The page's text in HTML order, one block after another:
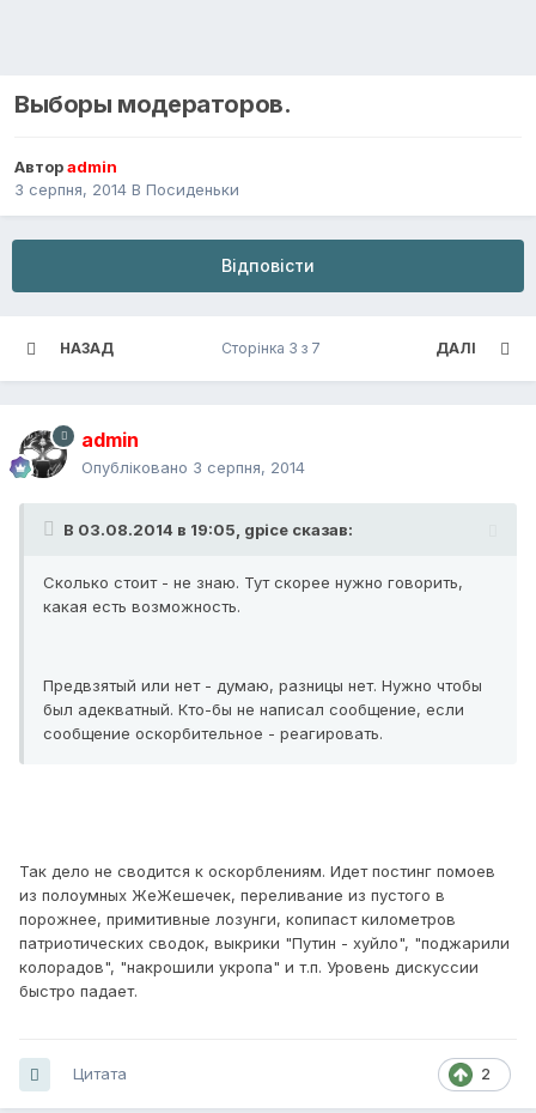
Выборы модераторов.
Авторadmin
3 серпня, 2014 В Посиденьки
Відповісти
НАЗАД ДАЛІ
Сторінка 3 з 7
admin
Опубліковано 3 серпня, 2014
В 03.08.2014 в 19:05, gpice сказав:
Сколько стоит - не знаю. Тут скорее нужно говорить,
какая есть возможность.
Предвзятый или нет - думаю, разницы нет. Нужно чтобы
был адекватный. Кто-бы не написал сообщение, если
сообщение оскорбительное - реагировать.
Так дело не сводится к оскорблениям. Идет постинг помоев
из полоумных ЖеЖешечек, переливание из пустого в
порожнее, примитивные лозунги, копипаст километров
патриотических сводок, выкрики "Путин - хуйло", "поджарили
колорадов", "накрошили укропа" и т.п. Уровень дискуссии
быстро падает.
2
Цитата